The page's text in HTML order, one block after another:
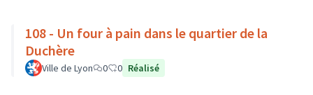
108 - Un four à pain dans le quartier de la
Duchère
Ville de Lyon 0 0 Réalisé